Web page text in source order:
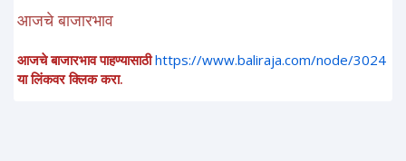
आजचे बाजारभाव
आजचे बाजारभाव पाहण्यासाठी https://www.baliraja.com/node/3024
या लिंकवर क्लिक करा.